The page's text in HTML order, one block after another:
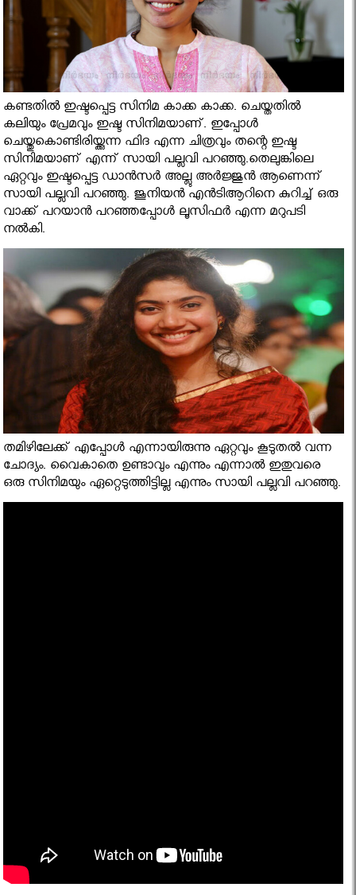
കണ്ടതില്‍ ഇഷ്ടപ്പെട്ട സിനിമ കാക്ക കാക്ക. ചെയ്തതില്‍
കലിയും പ്രേമവും ഇഷ്ട സിനിമയാണ്. ഇപ്പോള്‍
ചെയ്തുകൊണ്ടിരിയ്ക്കുന്ന ഫിദ എന്ന ചിത്രവും തന്റെ ഇഷ്ട
സിനിമയാണ് എന്ന് സായി പല്ലവി പറഞ്ഞു.തെലുങ്കിലെ
ഏറ്റവും ഇഷ്ടപ്പെട്ട ഡാന്‍സര്‍ അല്ലു അര്‍ജ്ജുന്‍ ആണെന്ന്
സായി പല്ലവി പറഞ്ഞു. ജൂനിയന്‍ എന്‍ടിആറിനെ കുറിച്ച് ഒരു
വാക്ക് പറയാന്‍ പറഞ്ഞപ്പോള്‍ ലൂസിഫര്‍ എന്ന മറുപടി
നല്‍കി.
തമിഴിലേക്ക് എപ്പോള്‍ എന്നായിരുന്നു ഏറ്റവും കൂടുതല്‍ വന്ന
ചോദ്യം. വൈകാതെ ഉണ്ടാവും എന്നും എന്നാല്‍ ഇതുവരെ
ഒരു സിനിമയും ഏറ്റെടുത്തിട്ടില്ല എന്നും സായി പല്ലവി പറഞ്ഞു.